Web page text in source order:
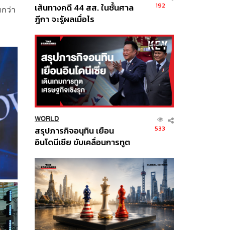
ว่า
เส้นทางคดี 44 สส. ในชั้นศาล
ฎีกา จะรู้ผลเมื่อไร
192
WORLD
สรุปภารกิจอนุทิน เยือน
อินโดนีเซีย ขับเคลื่อนการทูต
ส่วนยุทธศาสตร์ไทย –
อินโดนีเซีย
533